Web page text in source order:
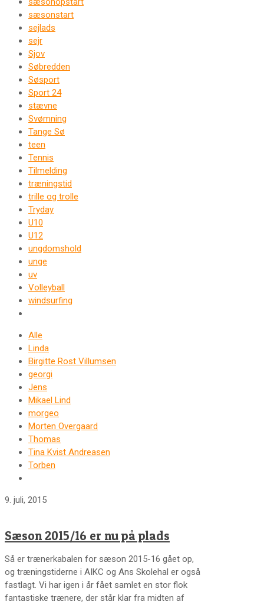
sæsonstart
sejlads
sejr
Sjov
Søbredden
Søsport
Sport 24
stævne
Svømning
Tange Sø
teen
Tennis
Tilmelding
træningstid
trille og trolle
Tryday
U10
U12
ungdomshold
unge
uv
Volleyball
windsurfing
Alle
Linda
Birgitte Rost Villumsen
georgi
Jens
Mikael Lind
morgeo
Morten Overgaard
Thomas
Tina Kvist Andreasen
Torben
9. juli, 2015
Sæson 2015/16 er nu på plads
Så er trænerkabalen for sæson 2015-16 gået op,
og træningstiderne i AIKC og Ans Skolehal er også
fastlagt. Vi har igen i år fået samlet en stor flok
fantastiske trænere, der står klar fra midten af